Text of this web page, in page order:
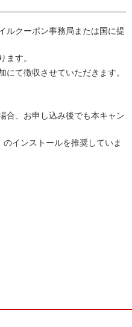
ルクーポン事務局または国に提
ます。
て徴収させていただきます。
合、お申し込み後でも本キャン
インストールを推奨していま